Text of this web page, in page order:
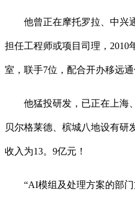
他曾正在摩托罗拉、中兴
担任工程师或项目司理，2010
室，联手7位，配合开办移远
他猛投研发，已正在上海、
贝尔格莱德、槟城八地设有研
收入为13。9亿元！
“AI模组及处理方案的部门